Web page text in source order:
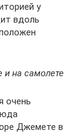
у
вдоль
и на самолете
очень
Джемете в